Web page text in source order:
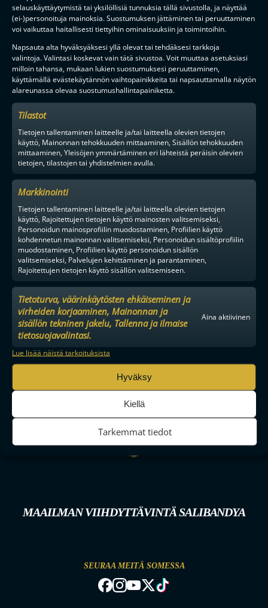
selauskäyttäytymistä tai yksilöllisiä tunnuksia tällä sivustolla, ja näyttää
(ei-)personoituja mainoksia. Suostumuksen jättäminen tai peruuttaminen
voi vaikuttaa haitallisesti tiettyihin ominaisuuksiin ja toimintoihin.
Napsauta alta hyväksyäksesi yllä olevat tai tehdäksesi tarkkoja
valintoja. Valintasi koskevat vain tätä sivustoa. Voit muuttaa asetuksiasi
milloin tahansa, mukaan lukien suostumuksesi peruuttaminen,
käyttämällä evästekäytännön vaihtopainikkeita tai napsauttamalla näytön
alareunassa olevaa suostumushallintapainiketta.
Tilastot
Tietojen tallentaminen laitteelle ja/tai laitteella olevien tietojen
käyttö, Mainonnan tehokkuuden mittaaminen, Sisällön tehokkuuden
mittaaminen, Yleisöjen ymmärtäminen eri lähteistä peräisin olevien
tietojen, tilastojen tai yhdistelmien avulla.
Markkinointi
Tietojen tallentaminen laitteelle ja/tai laitteella olevien tietojen
käyttö, Rajoitettujen tietojen käyttö mainosten valitsemiseksi,
Personoidun mainosprofiilin muodostaminen, Profiilien käyttö
kohdennetun mainonnan valitsemiseksi, Personoidun sisältöprofiilin
muodostaminen, Profiilien käyttö personoidun sisällön
valitsemiseksi, Palvelujen kehittäminen ja parantaminen,
Rajoitettujen tietojen käyttö sisällön valitsemiseen.
Tietoturva, väärinkäytösten ehkäiseminen ja
virheiden korjaaminen, Mainonnan ja
sisällön tekninen jakelu, Tallenna ja ilmaise
tietosuojavalintasi.
Aina aktiivinen
Lue lisää näistä tarkoituksista
Hyväksy
Kiellä
Tarkemmat tiedot
F-LIIGANKUMPPANIT
MAAILMAN VIIHDYTTÄVINTÄ SALIBANDYA
SEURAA MEITÄ SOMESSA